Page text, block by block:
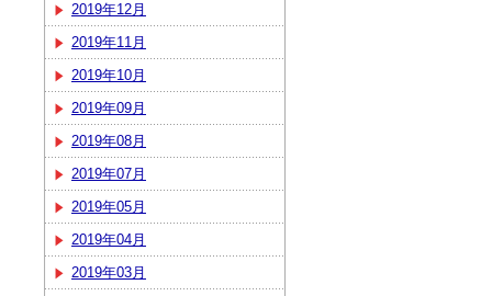
2019年12月
2019年11月
2019年10月
2019年09月
2019年08月
2019年07月
2019年05月
2019年04月
2019年03月